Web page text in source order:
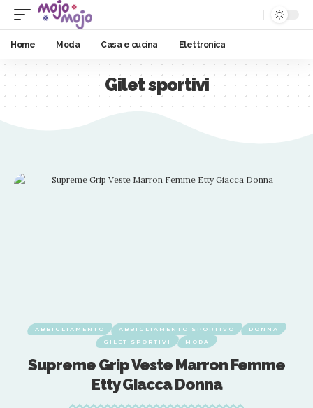
Home Moda Casa e cucina Elettronica
Gilet sportivi
ABBIGLIAMENTO ABBIGLIAMENTO SPORTIVO
DONNA
GILET SPORTIVI
MODA
Supreme Grip Veste Marron Femme
Etty Giacca Donna